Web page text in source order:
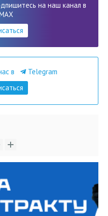
на наш канал в
в
Telegram